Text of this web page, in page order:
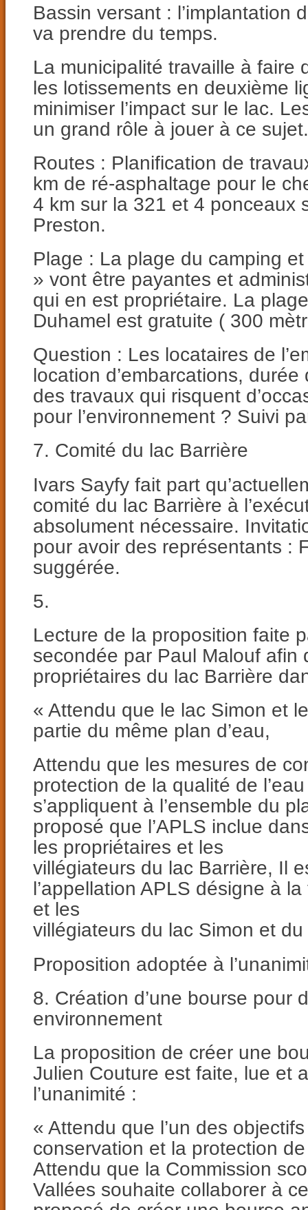
Bassin versant : l’implantation
va prendre du temps.
La municipalité travaille à faire
les lotissements en deuxième
minimiser l’impact sur le lac.
un grand rôle à jouer à ce sujet.
Routes : Planification de
km de ré-asphaltage pour le
4 km sur la 321 et 4 ponceaux
Preston.
Plage : La plage du camping
» vont être payantes et
qui en est propriétaire. La
Duhamel est gratuite ( 300
Question : Les locataires de
location d’embarcations,
des travaux qui risquent
pour l’environnement ? Suivi
7. Comité du lac Barrière
Ivars Sayfy fait part
comité du lac Barrière à
absolument nécessaire.
pour avoir des représentants :
suggérée.
5.
Lecture de la proposition faite
secondée par Paul Malouf afin
propriétaires du lac Barrière
« Attendu que le lac Simon et
partie du même plan d’eau,
Attendu que les mesures de
protection de la qualité de l’eau
s’appliquent à l’ensemble du
proposé que l’APLS inclue
les propriétaires et les
villégiateurs du lac Barrière, Il
l’appellation APLS désigne à
et les
villégiateurs du lac Simon et
Proposition adoptée à
8. Création d’une bourse pour
environnement
La proposition de créer une
Julien Couture est faite, lue et
l’unanimité :
« Attendu que l’un des
conservation et la protection
Attendu que la Commission
Vallées souhaite collaborer à